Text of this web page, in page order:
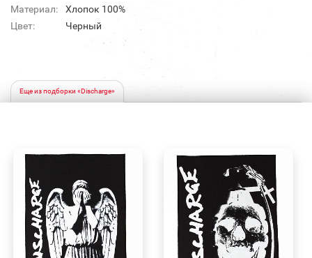
Материал:
Хлопок 100%
Цвет:
Черный
Еще из подборки «Discharge»